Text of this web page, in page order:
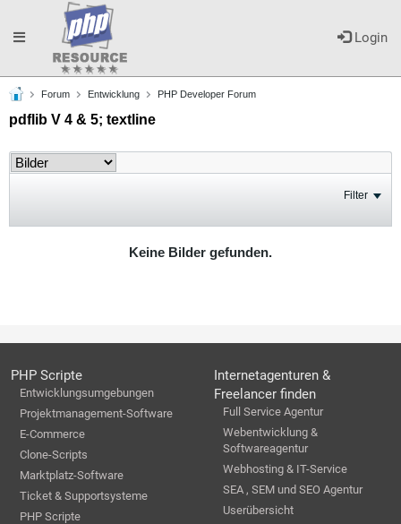
Login
Toggle
navigation
Forum Entwicklung PHP Developer Forum
pdflib V 4 & 5; textline
Filter
Keine Bilder gefunden.
PHP Scripte
Entwicklungsumgebungen
Projektmanagement-Software
E-Commerce
Clone-Scripts
Marktplatz-Software
Ticket & Supportsysteme
PHP Scripte
Internetagenturen &
Freelancer finden
Full Service Agentur
Webentwicklung &
Softwareagentur
Webhosting & IT-Service
SEA , SEM und SEO Agentur
Userübersicht